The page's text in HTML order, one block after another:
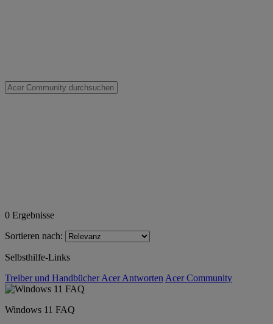
0 Ergebnisse
Sortieren nach:
Selbsthilfe-Links
Treiber und HandbücherAcer Antworten Acer Community
Windows 11 FAQ